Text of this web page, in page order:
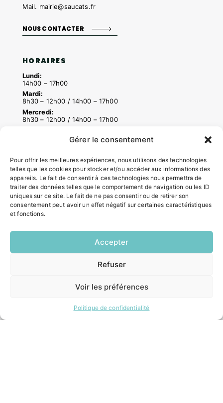
Gérer le consentement
Pour offrir les meilleures expériences, nous utilisons des technologies
telles que les cookies pour stocker et/ou accéder aux informations des
appareils. Le fait de consentir à ces technologies nous permettra de
traiter des données telles que le comportement de navigation ou les ID
uniques sur ce site. Le fait de ne pas consentir ou de retirer son
consentement peut avoir un effet négatif sur certaines caractéristiques
et fonctions.
Accepter
Refuser
Voir les préférences
Politique de confidentialité
Mail. mairie@saucats.fr
NOUS CONTACTER
HORAIRES
Lundi:
14h00 – 17h00
Mardi:
8h30 – 12h00 / 14h00 – 17h00
Mercredi:
8h30 – 12h00 / 14h00 – 17h00
8h30 – 12h00 / 14h00 – 18h00
8h30 – 12h00 / 14h00 – 16h30
ACCÉS RAPIDES
Contacter la mairie
Pôle santé
INFORMATIONS LÉGALES
Mentions légales